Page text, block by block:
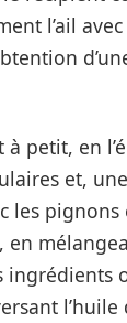
l’ail
petit, en
et,
les
en
ingrédients
l’huile